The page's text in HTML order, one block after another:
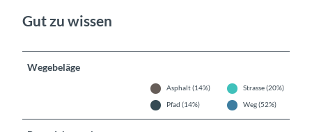
Gut zu wissen
Wegebeläge
Asphalt (14%)
Strasse (20%)
Pfad (14%)
Weg (52%)